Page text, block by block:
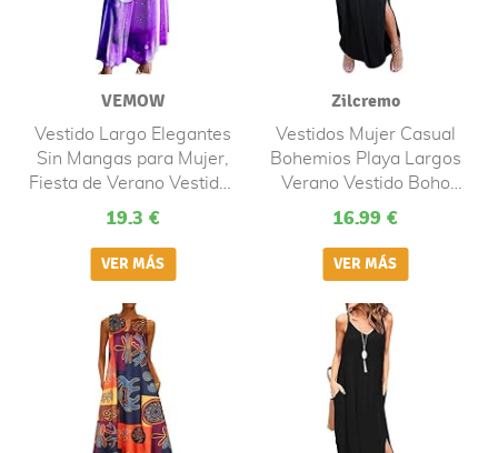
VEMOW
Vestido Largo Elegantes
Sin Mangas para Mujer,
Fiesta de Verano Vestidos
Maxi Partido Playa de
con Cuello en V y
Bolsillos Estampado de
Moda Retro Talla
Grande(G Púrpura,L)
19.3 €
Zilcremo
Vestidos Mujer Casual
Bohemios Playa Largos
Verano Vestido Boho
Hendidura Falda Larga
Black2 L
16.99 €